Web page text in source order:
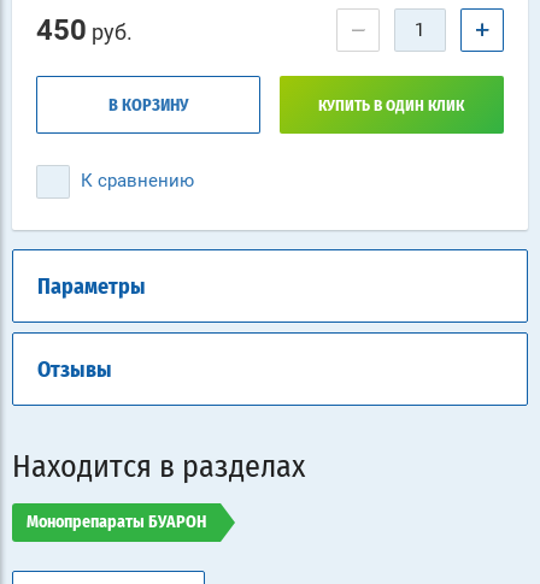
450 руб. − +
В КОРЗИНУ КУПИТЬ В ОДИН КЛИК
К сравнению
Параметры
Отзывы
Находится в разделах
Монопрепараты БУАРОН